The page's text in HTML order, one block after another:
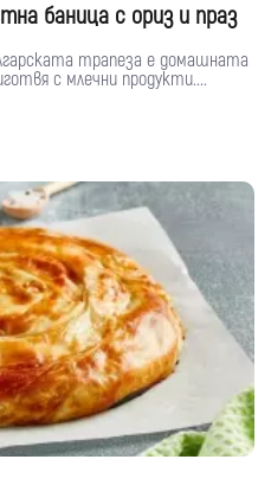
баница с ориз и праз
трапеза е домашната
с млечни продукти....